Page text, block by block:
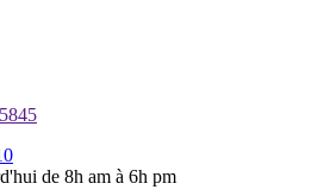
de 8h am à 6h pm